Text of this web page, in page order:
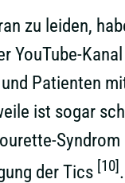
zu leiden,
YouTube-
Patienten
ist sogar
der Tics [10] .